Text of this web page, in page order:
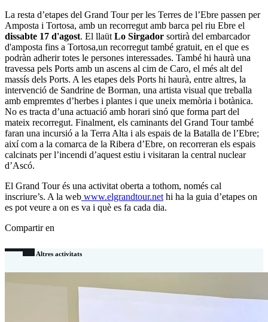
La resta d’etapes del Grand Tour per les Terres de l’Ebre passen per
Amposta i Tortosa, amb un recorregut amb barca pel riu Ebre el
dissabte 17 d'agost. El llaüt Lo Sirgador sortirà del embarcador
d'amposta fins a Tortosa,un recorregut també gratuit, en el que es
podràn adherir totes le persones interessades. També hi haurà una
travessa pels Ports amb un ascens al cim de Caro, el més alt del
massís dels Ports. A les etapes dels Ports hi haurà, entre altres, la
intervenció de Sandrine de Borman, una artista visual que treballa
amb empremtes d’herbes i plantes i que uneix memòria i botànica.
No es tracta d’una actuació amb horari sinó que forma part del
mateix recorregut. Finalment, els caminants del Grand Tour també
faran una incursió a la Terra Alta i als espais de la Batalla de l’Ebre;
així com a la comarca de la Ribera d’Ebre, on recorreran els espais
calcinats per l’incendi d’aquest estiu i visitaran la central nuclear
d’Ascó.
El Grand Tour és una activitat oberta a tothom, només cal
inscriure’s. A la web www.elgrandtour.net hi ha la guia d’etapes on
es pot veure a on es va i què es fa cada dia.
Compartir en
Altres activitats